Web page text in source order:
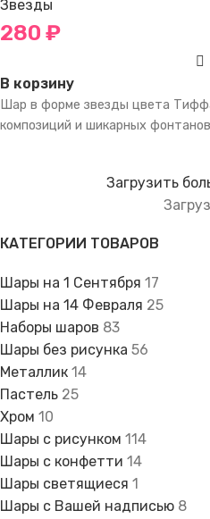
КАТЕГОРИИ ТОВАРОВ
Шары на 1 Сентября 17
Шары на 14 Февраля 25
Наборы шаров 83
Шары без рисунка 56
Металлик 14
Пастель 25
Хром 10
Шары с рисунком 114
Шары с конфетти 14
Шары светящиеся 1
Шары с Вашей надписью 8
Звезды
280 ₽
В корзину
Шар в форме звезды цвета
композиций и шикарных
Загрузить